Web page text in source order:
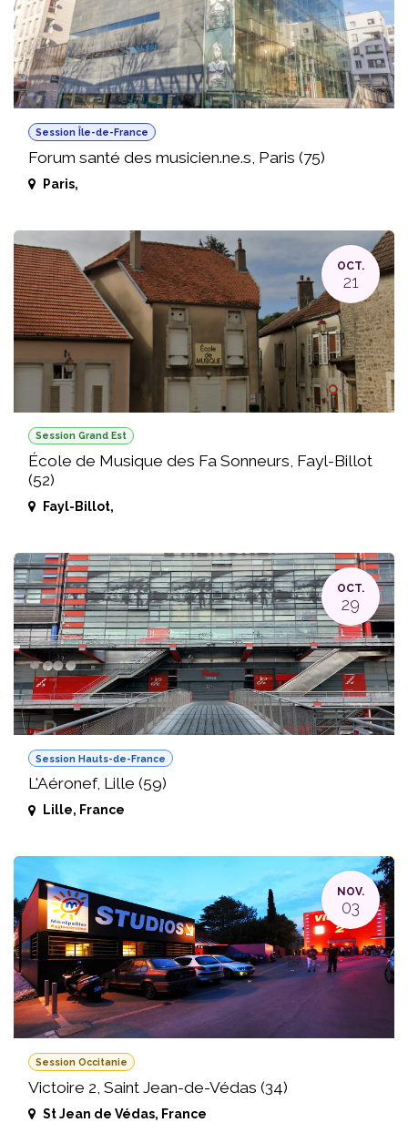
Session Île-de-France
Forum santé des musicien.ne.s, Paris (75)
Paris,
OCT.
21
Session Grand Est
École de Musique des Fa Sonneurs, Fayl-Billot
(52)
Fayl-Billot,
OCT.
29
Session Hauts-de-France
L'Aéronef, Lille (59)
Lille, France
NOV.
03
Session Occitanie
Victoire 2, Saint Jean-de-Védas (34)
St Jean de Védas, France